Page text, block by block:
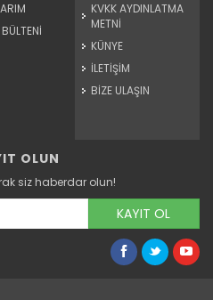
36'ncısı düzenlenen
KVKK AYDINLATMA
METNİ
KÜNYE
İLETİŞİM
BİZE ULAŞIN
OLUN
siz haberdar olun!
KAYIT OL